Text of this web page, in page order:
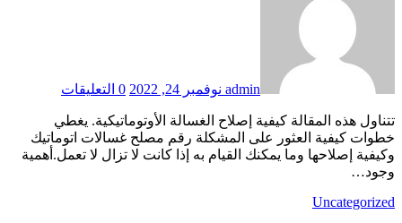
admin نوفمبر 24, 2022 0 التعليقات
تتناول هذه المقالة كيفية إصلاح الغسالة الأوتوماتيكية. يغطي
خطوات كيفية العثور على المشكلة رقم مصلح غسالات اتوماتيك
وكيفية إصلاحها وما يمكنك القيام به إذا كانت لا تزال لا تعمل.أهمية
وجود…
Uncategorized